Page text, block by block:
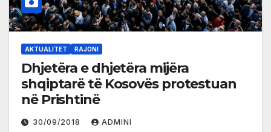
AKTUALITET RAJONI
Dhjetëra e dhjetëra mijëra
shqiptarë të Kosovës protestuan
në Prishtinë
30/09/2018 ADMINI